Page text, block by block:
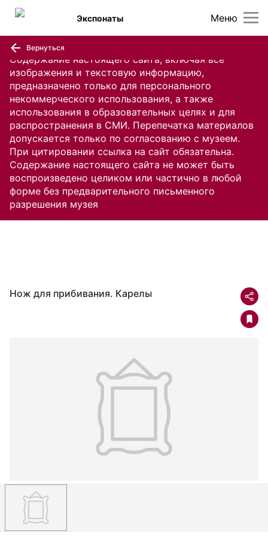
Содержание настоящего сайта, включая все
изображения и текстовую информацию,
предназначено только для персонального
некоммерческого использования, а также
использования в образовательных целях и для
распространения в СМИ. Перепечатка материалов
допускается только по согласованию с музеем.
При цитировании ссылка на сайт обязательна.
Содержание настоящего сайта не может быть
воспроизведено целиком или частично в любой
форме без предварительного письменного
разрешения музея
Меню
Экспонаты
Вернуться
Нож для прибивания. Карелы